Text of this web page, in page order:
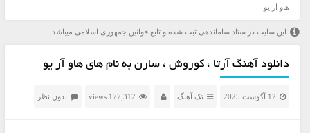
هاو آر یو
این سایت در ستاد ساماندهی ثبت شده و تابع قوانین جمهوری اسلامی میباشد
دانلود آهنگ آرتا ، کوروش ، سارن به نام های هاو آر یو
12 آگوست 2025 تک آهنگ 177,312 views بدون نظر